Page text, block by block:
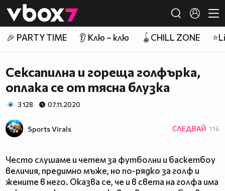
👾
🎉 PARTY TIME 👂 Клю – клю 🪀CHILL ZONE
Сексапилна и гореща голфърка,
оплака се от тясна блузка
3 128 07.11.2020
Sports Virals СЛЕДВАЙ 116
Често слушаме и четем за футболни и баскетбоу
величия, предимно мъже, но по-рядко за голф и
жените в него. Оказва се, че и в света на голфа има